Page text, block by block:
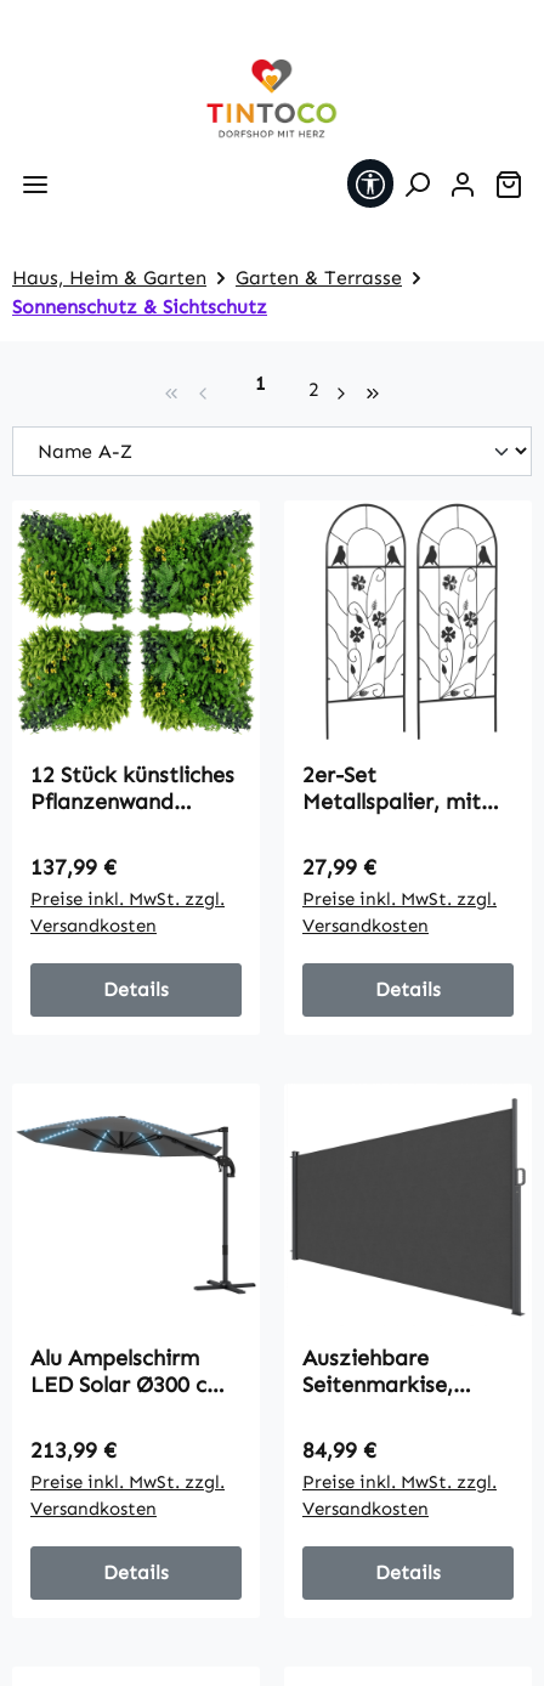
Werkzeugleiste
Haus, Heim & Garten
Garten & Terrasse
Sonnenschutz & Sichtschutz
Seite
1 Seite
2
12 Stück künstliches
Pflanzenwand
Schutz Sichtschutz
Mehrblättriges
Design
Heckenpflanze für
Garten Outdoor
Regulärer Preis:
137,99 €
Preise inkl. MwSt. zzgl.
Versandkosten
Details
2er-Set
Metallspalier, mit
Kleeverzierung, für
Garten & Terrasse,
schwarz, 38 x 98 cm
Regulärer Preis:
27,99 €
Preise inkl. MwSt. zzgl.
Versandkosten
Details
Alu Ampelschirm
LED Solar Ø300 cm
Sonnenschirm mit
Kurbel Ständer
UV50+ Dunkelgrau
Regulärer Preis:
213,99 €
Preise inkl. MwSt. zzgl.
Versandkosten
Details
Ausziehbare
Seitenmarkise,
Außenbereiche,
Wasserabweisend,
UV 50+, 420 x 185
cm, Dunkelgrau
Regulärer Preis:
84,99 €
Preise inkl. MwSt. zzgl.
Versandkosten
Details